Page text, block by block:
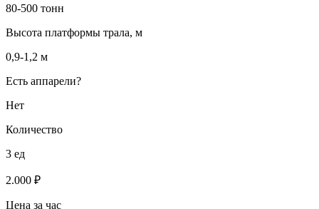
80-500 тонн
Высота платформы трала, м
0,9-1,2 м
Есть аппарели?
Нет
Количество
3 ед
2.000 ₽
Цена за час